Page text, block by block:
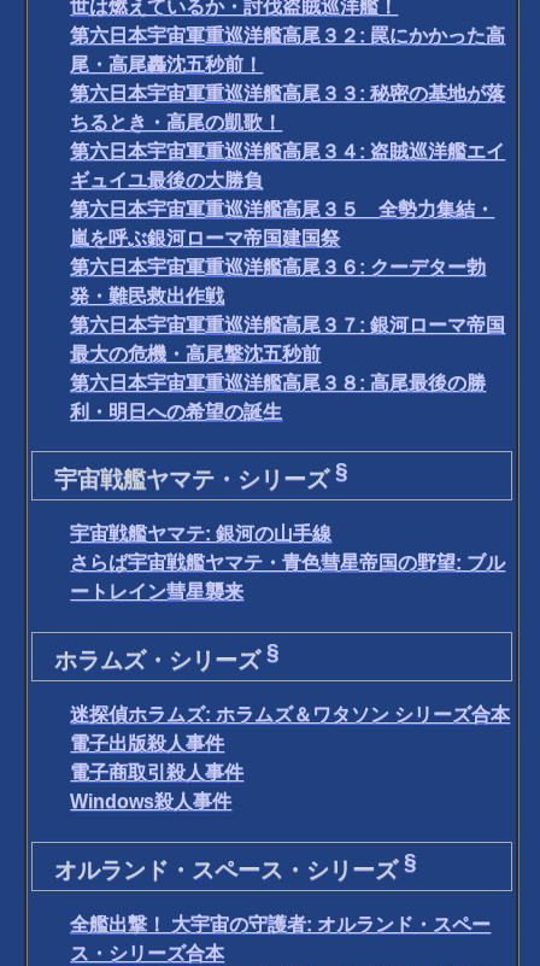
世は燃えているか・討伐盗賊巡洋艦！
第六日本宇宙軍重巡洋艦高尾３２: 罠にかかった高
尾・高尾轟沈五秒前！
第六日本宇宙軍重巡洋艦高尾３３: 秘密の基地が落
ちるとき・高尾の凱歌！
第六日本宇宙軍重巡洋艦高尾３４: 盗賊巡洋艦エイ
ギュイユ最後の大勝負
第六日本宇宙軍重巡洋艦高尾３５ 全勢力集結・
嵐を呼ぶ銀河ローマ帝国建国祭
第六日本宇宙軍重巡洋艦高尾３６: クーデター勃
発・難民救出作戦
第六日本宇宙軍重巡洋艦高尾３７: 銀河ローマ帝国
最大の危機・高尾撃沈五秒前
第六日本宇宙軍重巡洋艦高尾３８: 高尾最後の勝
利・明日への希望の誕生
宇宙戦艦ヤマテ・シリーズ§
宇宙戦艦ヤマテ: 銀河の山手線
さらば宇宙戦艦ヤマテ・青色彗星帝国の野望: ブル
ートレイン彗星襲来
ホラムズ・シリーズ §
迷探偵ホラムズ: ホラムズ＆ワタソン シリーズ合本
電子出版殺人事件
電子商取引殺人事件
Windows殺人事件
オルランド・スペース・シリーズ §
全艦出撃！ 大宇宙の守護者: オルランド・スペー
ス・シリーズ合本